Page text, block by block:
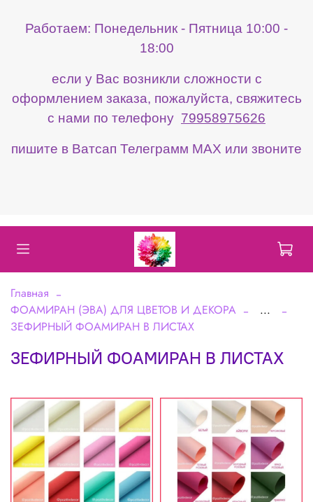
Работаем: Понедельник - Пятница 10:00 -
18:00
если у Вас возникли сложности с
оформлением заказа, пожалуйста, свяжитесь
с нами по телефону 79958975626
пишите в Ватсап Телеграмм МАХ или звоните
Главная
ФОАМИРАН (ЭВА) ДЛЯ ЦВЕТОВ И ДЕКОРА
...
ЗЕФИРНЫЙ ФОАМИРАН В ЛИСТАХ
ЗЕФИРНЫЙ ФОАМИРАН В ЛИСТАХ